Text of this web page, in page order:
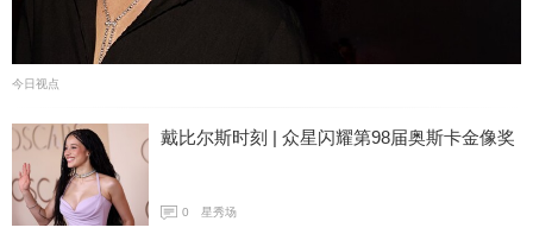
今日视点
戴比尔斯时刻 | 众星闪耀第98届奥斯卡金像奖
0 星秀场